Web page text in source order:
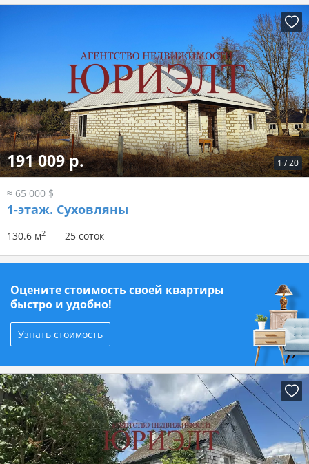
1 /20
191 009 р.
≈ 65 000 $
1-этаж. Суховляны
130.6 м2 25 соток
Оцените стоимость своей квартиры
быстро и удобно!
Узнать стоимость